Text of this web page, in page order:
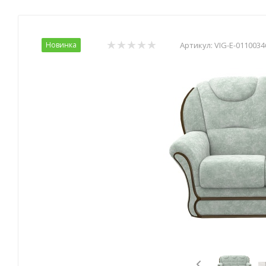
Новинка Артикул: VIG-E-